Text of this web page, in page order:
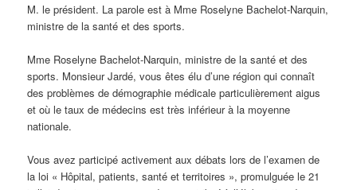
M. le président. La parole est à Mme Roselyne Bachelot-Narquin,
ministre de la santé et des sports.
Mme Roselyne Bachelot-Narquin, ministre de la santé et des
sports. Monsieur Jardé, vous êtes élu d’une région qui connaît
des problèmes de démographie médicale particulièrement aigus
et où le taux de médecins est très inférieur à la moyenne
nationale.
Vous avez participé activement aux débats lors de l’examen de
la loi « Hôpital, patients, santé et territoires », promulguée le 21